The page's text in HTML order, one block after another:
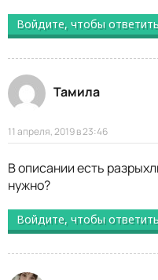
Войдите, чтобы
Тамила
11 апреля, 2019 в 23:46
В описании есть
нужно?
Войдите, чтобы